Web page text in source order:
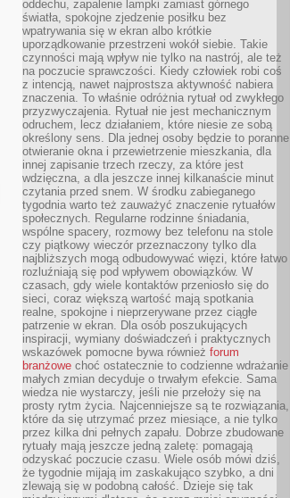
oddechu, zapalenie lampki zamiast górnego
światła, spokojne zjedzenie posiłku bez
wpatrywania się w ekran albo krótkie
uporządkowanie przestrzeni wokół siebie. Takie
czynności mają wpływ nie tylko na nastrój, ale też
na poczucie sprawczości. Kiedy człowiek robi coś
z intencją, nawet najprostsza aktywność nabiera
znaczenia. To właśnie odróżnia rytuał od zwykłego
przyzwyczajenia. Rytuał nie jest mechanicznym
odruchem, lecz działaniem, które niesie ze sobą
określony sens. Dla jednej osoby będzie to poranne
otwieranie okna i przewietrzenie mieszkania, dla
innej zapisanie trzech rzeczy, za które jest
wdzięczna, a dla jeszcze innej kilkanaście minut
czytania przed snem. W środku zabieganego
tygodnia warto też zauważyć znaczenie rytuałów
społecznych. Regularne rodzinne śniadania,
wspólne spacery, rozmowy bez telefonu na stole
czy piątkowy wieczór przeznaczony tylko dla
najbliższych mogą odbudowywać więzi, które łatwo
rozluźniają się pod wpływem obowiązków. W
czasach, gdy wiele kontaktów przeniosło się do
sieci, coraz większą wartość mają spotkania
realne, spokojne i nieprzerywane przez ciągłe
patrzenie w ekran. Dla osób poszukujących
inspiracji, wymiany doświadczeń i praktycznych
wskazówek pomocne bywa również forum
branżowe choć ostatecznie to codzienne wdrażanie
małych zmian decyduje o trwałym efekcie. Sama
wiedza nie wystarczy, jeśli nie przełoży się na
prosty rytm życia. Najcenniejsze są te rozwiązania,
które da się utrzymać przez miesiące, a nie tylko
przez kilka dni pełnych zapału. Dobrze zbudowane
rytuały mają jeszcze jedną zaletę: pomagają
odzyskać poczucie czasu. Wiele osób mówi dziś,
że tygodnie mijają im zaskakująco szybko, a dni
zlewają się w podobną całość. Dzieje się tak